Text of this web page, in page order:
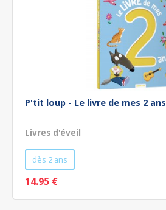
P'tit loup - Le livre de mes 2 ans
Livres d'éveil
dès 2 ans
14.95 €